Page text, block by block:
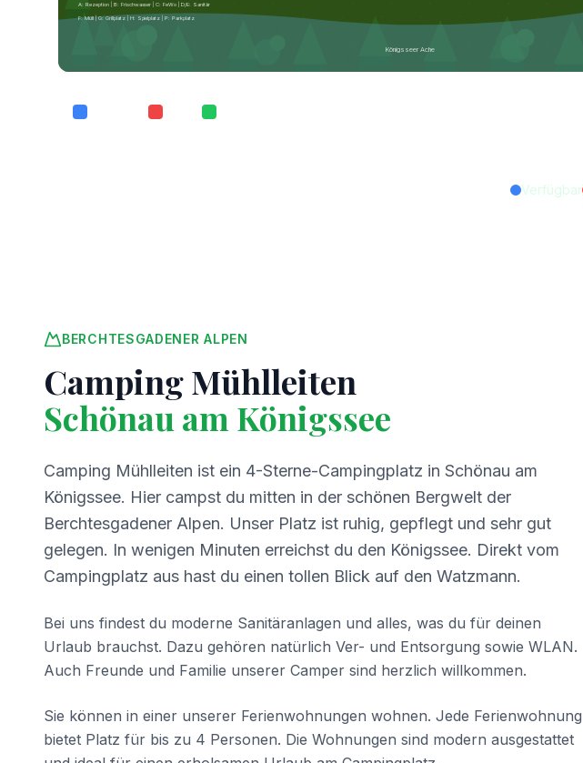
Königsseer Ache
A: Rezeption | B: Frischwasser | C: FeWo | D/E: Sanitär
F: Müll | G: Grillplatz | H: Spielplatz | P: Parkplatz
Verfügbar
BERCHTESGADENER ALPEN
Camping Mühlleiten
Schönau am Königssee
Camping Mühlleiten ist ein 4-Sterne-Campingplatz in Schönau am
Königssee. Hier campst du mitten in der schönen Bergwelt der
Berchtesgadener Alpen. Unser Platz ist ruhig, gepflegt und sehr gut
gelegen. In wenigen Minuten erreichst du den Königssee. Direkt vom
Campingplatz aus hast du einen tollen Blick auf den Watzmann.
Bei uns findest du moderne Sanitäranlagen und alles, was du für deinen
Urlaub brauchst. Dazu gehören natürlich Ver- und Entsorgung sowie WLAN.
Auch Freunde und Familie unserer Camper sind herzlich willkommen.
Sie können in einer unserer Ferienwohnungen wohnen. Jede Ferienwohnung
bietet Platz für bis zu 4 Personen. Die Wohnungen sind modern ausgestattet